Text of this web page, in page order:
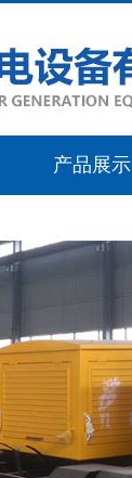
产品展示